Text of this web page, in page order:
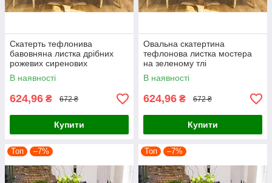
Скатерть тефлонива
бавовняна листка дрібних
рожевих сиренових
В наявності
624,96 ₴ 672 ₴
Купити
Овальна скатертина
тефлонова листка мостера
на зеленому тлі
В наявності
624,96 ₴ 672 ₴
Купити
Топ –7% Топ –7%